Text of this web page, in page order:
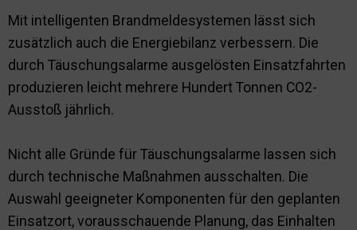
Mit intelligenten Brandmeldesystemen lässt sich
zusätzlich auch die Energiebilanz verbessern. Die
durch Täuschungsalarme ausgelösten Einsatzfahrten
produzieren leicht mehrere Hundert Tonnen CO2-
Ausstoß jährlich.
Nicht alle Gründe für Täuschungsalarme lassen sich
durch technische Maßnahmen ausschalten. Die
Auswahl geeigneter Komponenten für den geplanten
Einsatzort, vorausschauende Planung, das Einhalten